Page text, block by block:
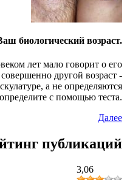
биологический возраст.
лет мало говорит о его
другой возраст -
а не определяются
с помощью теста.
Далее
публикаций
3,06